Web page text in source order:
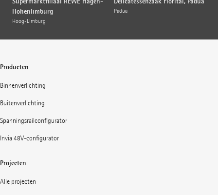
Hohenlimburg
Hoog-Limburg
Padua
Producten
Binnenverlichting
Buitenverlichting
Spanningsrailconfigurator
Invia 48V-configurator
Projecten
Alle projecten